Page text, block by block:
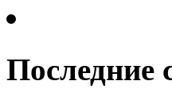
Последние